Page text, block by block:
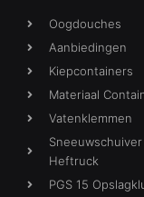
Oogdouches
Aanbiedingen
Kiepcontainers
Materiaal
Vatenklemmen
Heftruck
PGS 15